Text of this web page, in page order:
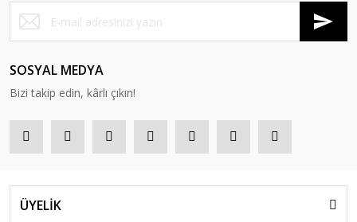
SOSYAL MEDYA
Bizi takip edin, kârlı çıkın!
ÜYELİK